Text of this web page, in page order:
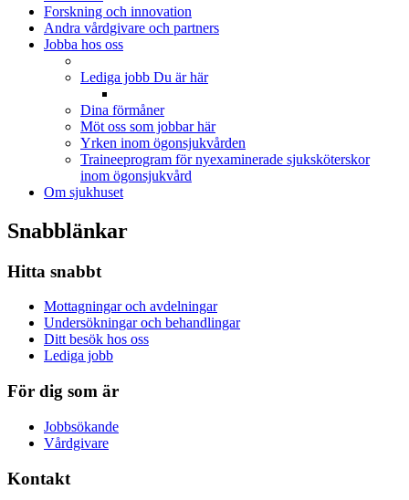
Forskning och innovation
Andra vårdgivare och partners
Jobba hos oss
Lediga jobb Du är här
Dina förmåner
Möt oss som jobbar här
Yrken inom ögonsjukvården
Traineeprogram för nyexaminerade sjuksköterskor
inom ögonsjukvård
Om sjukhuset
Snabblänkar
Hitta snabbt
Mottagningar och avdelningar
Undersökningar och behandlingar
Ditt besök hos oss
Lediga jobb
För dig som är
Jobbsökande
Vårdgivare
Kontakt